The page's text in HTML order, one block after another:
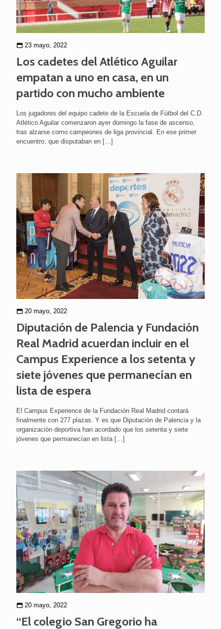
23 mayo, 2022
Los cadetes del Atlético Aguilar
empatan a uno en casa, en un
partido con mucho ambiente
Los jugadores del equipo cadete de la Escuela de Fútbol del C.D.
Atlético Aguilar comenzaron ayer domingo la fase de ascenso,
tras alzarse como campeones de liga provincial. En ese primer
encuentro, que disputaban en […]
20 mayo, 2022
Diputación de Palencia y Fundación
Real Madrid acuerdan incluir en el
Campus Experience a los setenta y
siete jóvenes que permanecían en
lista de espera
El Campus Experience de la Fundación Real Madrid contará
finalmente con 277 plazas. Y es que Diputación de Palencia y la
organización deportiva han acordado que los setenta y siete
jóvenes que permanecían en lista[…]
20 mayo, 2022
“El colegio San Gregorio ha